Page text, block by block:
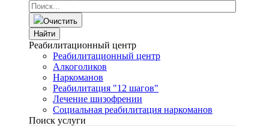
Очистить
Найти
Реабилитационный центр
Реабилитационный центр
Алкоголиков
Наркоманов
Реабилитация "12 шагов"
Лечение шизофрении
Социальная реабилитация наркоманов
Поиск услуги